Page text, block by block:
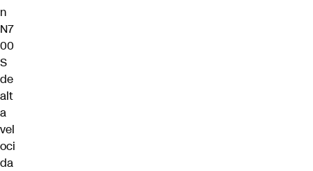
n
N7
00
S
de
alt
a
vel
oci
da